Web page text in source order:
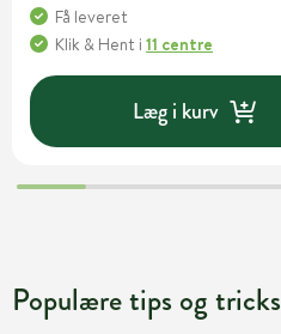
Få leveret
Klik & Hent i 11 centre
Læg i kurv
Populære tips og tricks